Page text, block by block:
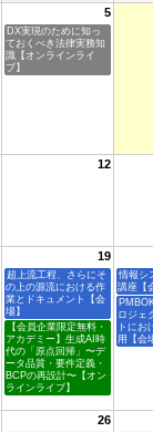
5
12
19
26
DX実現のために知っ
ておくべき法律実務知
識【オンラインライ
ブ】
情報シ
講座【
超上流工程、さらにそ
の上の源流における作
業とドキュメント【会
場】
【会員企業限定無料・
アカデミー】生成AI時
代の「原点回帰」〜デ
ータ品質・要件定義・
BCPの再設計〜【オン
ラインライブ】
ロジェ
トにお
用【会